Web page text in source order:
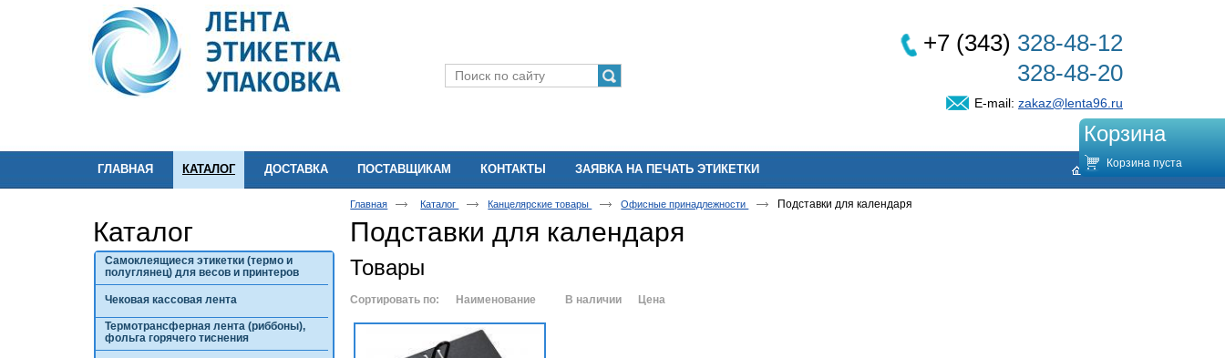
+7 (343) 328-48-12
328-48-20
E-mail: zakaz@lenta96.ru
ГЛАВНАЯ КАТАЛОГ ДОСТАВКА ПОСТАВЩИКАМ КОНТАКТЫ ЗАЯВКА НА ПЕЧАТЬ ЭТИКЕТКИ
Каталог
Самоклеящиеся этикетки (термо и
полуглянец) для весов и принтеров
Чековая кассовая лента
Термотрансферная лента (риббоны),
фольга горячего тиснения
Корзина
Корзина пуста
Главная Каталог Канцелярские товары Офисные принадлежности Подставки для календаря
Подставки для календаря
Товары
Сортировать по: Наименование В наличии Цена